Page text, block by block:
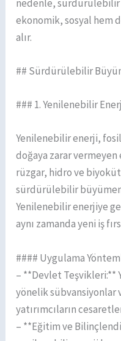
nedenle,
ekonomik, sosyal hem
alır.
## Sürdürülebilir
### 1. Yenilenebilir
Yenilenebilir enerji,
doğaya zarar vermeyen
rüzgar, hidro ve
sürdürülebilir
Yenilenebilir enerjiye
aynı zamanda yeni iş
#### Uygulama
– **Devlet Teşvikleri:**
yönelik
yatırımcıların
– **Eğitim ve